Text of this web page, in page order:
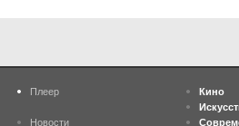
Плеер
Новости
Кино